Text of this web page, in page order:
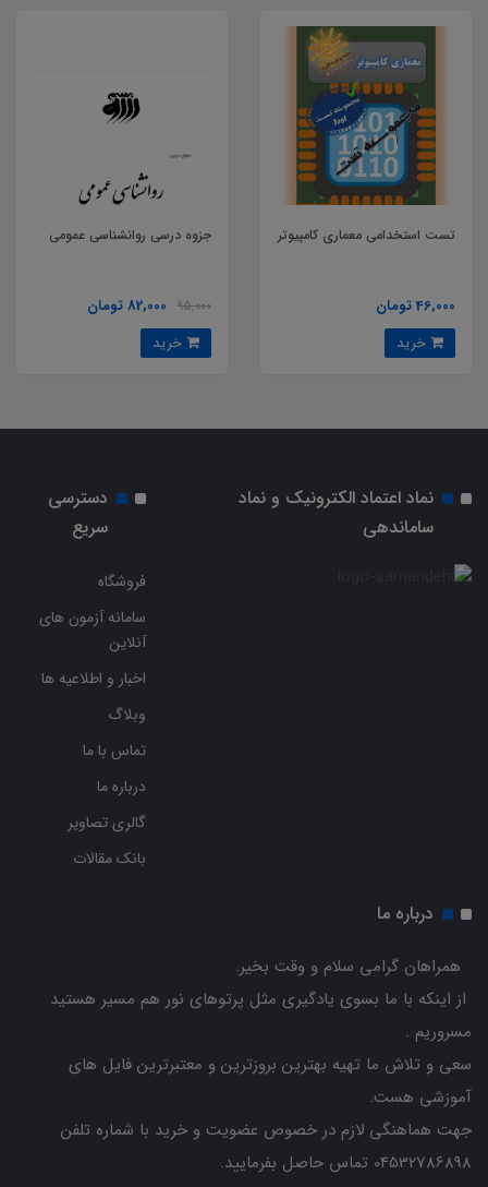
تست استخدامی معماری کامپیوتر
46,000 تومان
جزوه درسی روانشناسی عمومی
95,000 82,000 تومان
نماد اعتماد الکترونیک و نماد
ساماندهی
دسترسی
سریع
فروشگاه
سامانه آزمون های
آنلاین
اخبار و اطلاعیه ها
وبلاگ
تماس با ما
درباره ما
گالری تصاویر
بانک مقالات
درباره ما
همراهان گرامی سلام و وقت بخیر.
از اینکه با ما بسوی یادگیری مثل پرتوهای نور هم مسیر هستید
مسروریم .
سعی و تلاش ما تهیه بهترین بروزترین و معتبرترین فایل های
آموزشی هست.
جهت هماهنگی لازم در خصوص عضویت و خرید با شماره تلفن
04532786898 تماس حاصل بفرمایید.